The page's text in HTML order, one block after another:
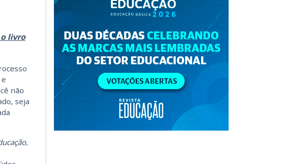
livro
não
seja